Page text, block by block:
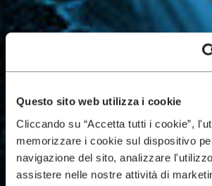
Questo sito web utilizza i cookie
Cliccando su “Accetta tutti i cookie”,
memorizzare i cookie sul dispositivo
navigazione del sito, analizzare
assistere nelle nostre attività di